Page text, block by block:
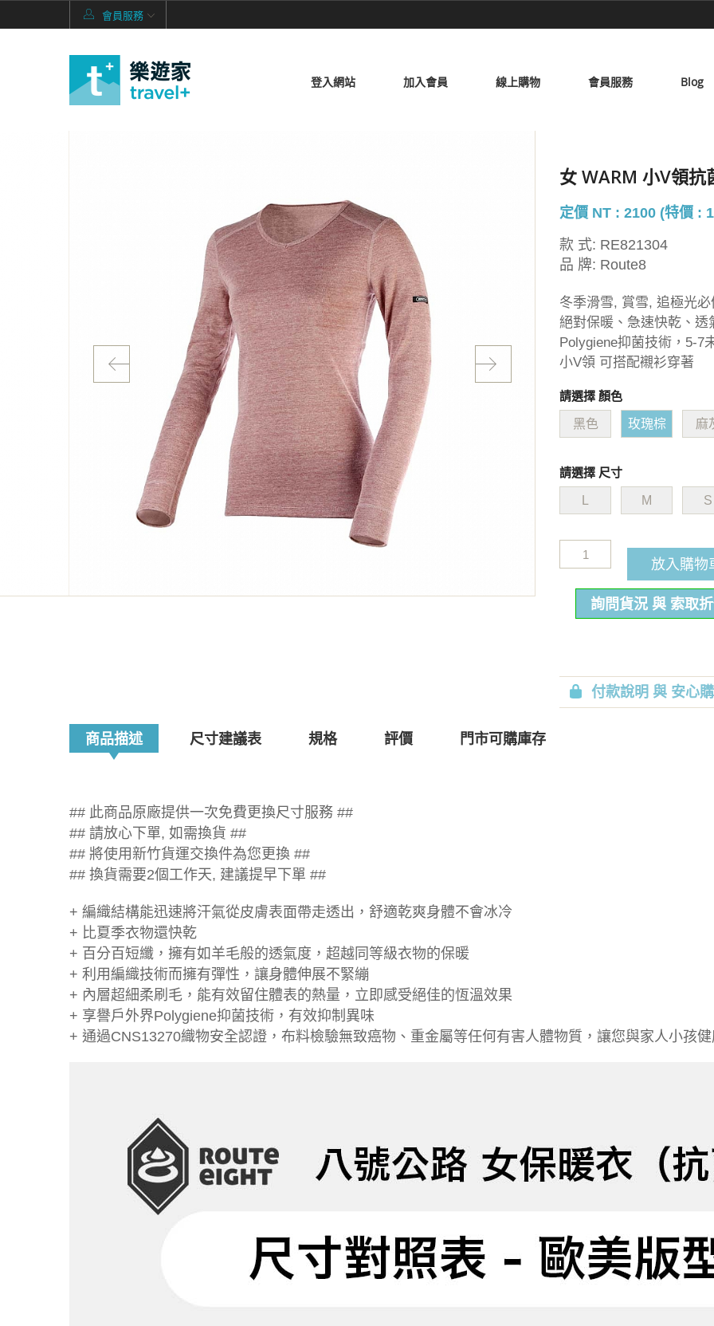
會員服務
登入網站 加入會員 線上購物 會員服務 Blog
女 WARM 小V領抗
定價 NT : 2100 (特價 :
款 式: RE821304
品 牌: Route8
冬季滑雪, 賞雪, 追極光必
絕對保暖、急速快乾、透
Polygiene抑菌技術，5-7
小V領 可搭配襯衫穿著
請選擇 顏色
黑色 玫瑰棕 麻
請選擇 尺寸
M S
放入購物
詢問貨況 與 索取
付款說明 與 安心
商品描述 尺寸建議表 規格 評價 門市可購庫存
## 此商品原廠提供一次免費更換尺寸服務 ##
## 請放心下單, 如需換貨 ##
## 將使用新竹貨運交換件為您更換 ##
## 換貨需要2個工作天, 建議提早下單 ##
+ 編織結構能迅速將汗氣從皮膚表面帶走透出，舒適乾爽身體不會冰冷
+ 比夏季衣物還快乾
+ 百分百短纖，擁有如羊毛般的透氣度，超越同等級衣物的保暖
+ 利用編織技術而擁有彈性，讓身體伸展不緊繃
+ 內層超細柔刷毛，能有效留住體表的熱量，立即感受絕佳的恆溫效果
+ 享譽戶外界Polygiene抑菌技術，有效抑制異味
+ 通過CNS13270織物安全認證，布料檢驗無致癌物、重金屬等任何有害人體物質，讓您與家人小孩